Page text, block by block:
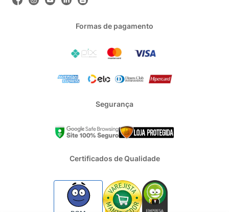
Formas de pagamento
Segurança
Certificados de Qualidade